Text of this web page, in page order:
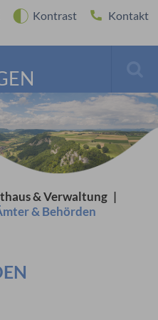
Kontrast Kontakt
& Verwaltung |
& Behörden